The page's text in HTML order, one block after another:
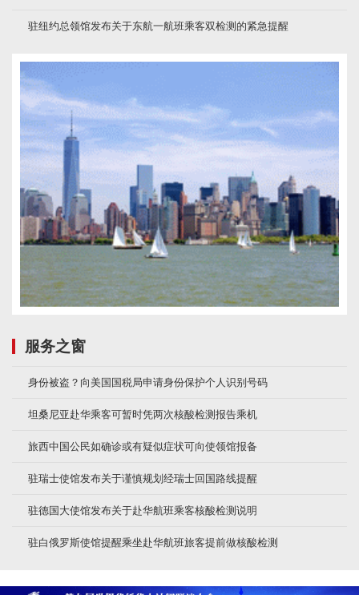
驻纽约总领馆发布关于东航一航班乘客双检测的紧急提醒
服务之窗
身份被盗？向美国国税局申请身份保护个人识别号码
坦桑尼亚赴华乘客可暂时凭两次核酸检测报告乘机
旅西中国公民如确诊或有疑似症状可向使领馆报备
驻瑞士使馆发布关于谨慎规划经瑞士回国路线提醒
驻德国大使馆发布关于赴华航班乘客核酸检测说明
驻白俄罗斯使馆提醒乘坐赴华航班旅客提前做核酸检测